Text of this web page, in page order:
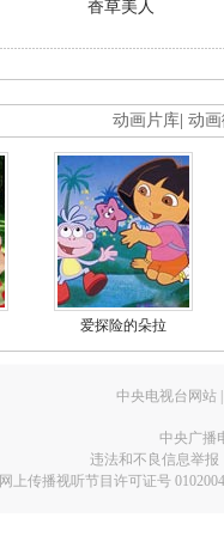
香草美人
动画片库 动
爱探险的朵拉
中央电视台网站
中央广播
违法和不良信息举报
网上传播视听节目许可证号 0102004